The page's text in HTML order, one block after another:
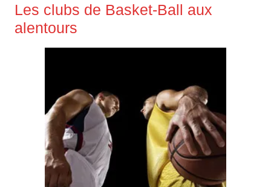
Les clubs de Basket-Ball aux
alentours